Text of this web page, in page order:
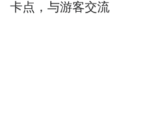
卡点，与游客交流